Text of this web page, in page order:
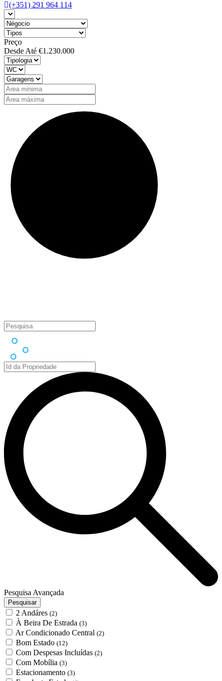
(+351) 291 964 114
Preço
Desde Até €1.230.000
Pesquisa Avançada
Pesquisar
2 Andáres (2)
À Beira De Estrada (3)
Ar Condicionado Central (2)
Bom Estado (12)
Com Despesas Incluídas (2)
Com Mobília (3)
Estacionamento (3)